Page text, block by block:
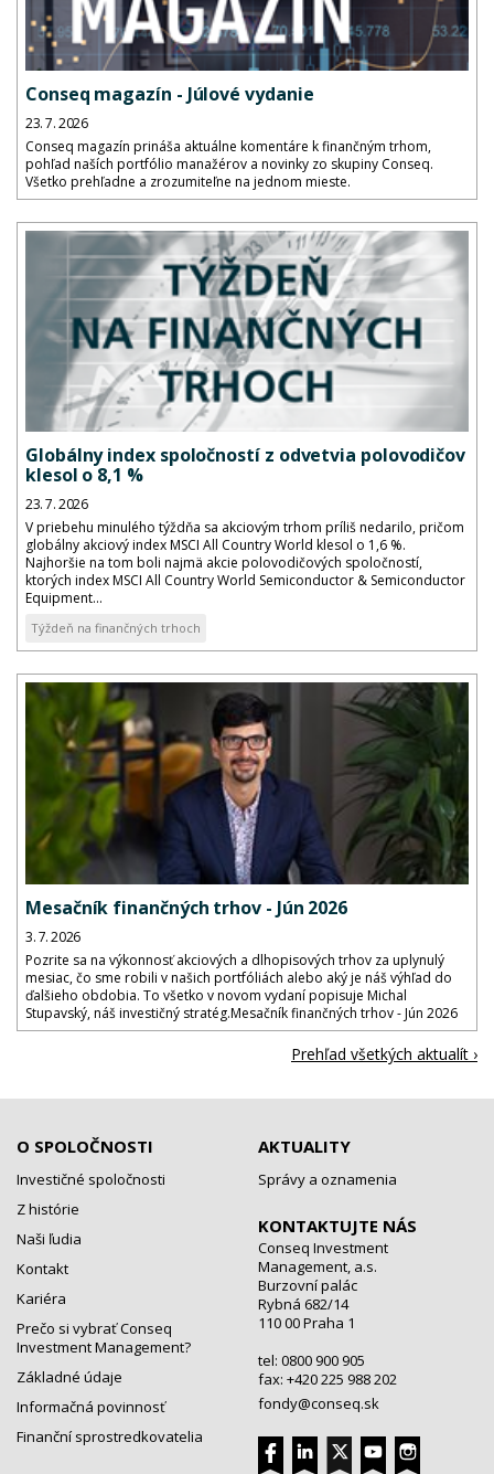
Conseq magazín - Júlové vydanie
23. 7. 2026
Conseq magazín prináša aktuálne komentáre k finančným trhom,
pohľad naších portfólio manažérov a novinky zo skupiny Conseq.
Všetko prehľadne a zrozumiteľne na jednom mieste.
Globálny index spoločností z odvetvia polovodičov
klesol o 8,1 %
23. 7. 2026
V priebehu minulého týždňa sa akciovým trhom príliš nedarilo, pričom
globálny akciový index MSCI All Country World klesol o 1,6 %.
Najhoršie na tom boli najmä akcie polovodičových spoločností,
ktorých index MSCI All Country World Semiconductor & Semiconductor
Equipment...
Týždeň na finančných trhoch
Mesačník finančných trhov - Jún 2026
3. 7. 2026
Pozrite sa na výkonnosť akciových a dlhopisových trhov za uplynulý
mesiac, čo sme robili v našich portfóliách alebo aký je náš výhľad do
ďalšieho obdobia. To všetko v novom vydaní popisuje Michal
Stupavský, náš investičný stratég.Mesačník finančných trhov - Jún 2026
Prehľad všetkých aktualít ›
O SPOLOČNOSTI
Investičné spoločnosti
Z histórie
Naši ľudia
Kontakt
Kariéra
Prečo si vybrať Conseq
Investment Management?
Základné údaje
Informačná povinnosť
Finanční sprostredkovatelia
AKTUALITY
Správy a oznamenia
KONTAKTUJTE NÁS
Conseq Investment
Management, a.s.
Burzovní palác
Rybná 682/14
110 00 Praha 1
tel: 0800 900 905
fax: +420 225 988 202
fondy@conseq.sk